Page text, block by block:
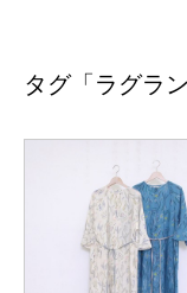
タグ「ラグラ